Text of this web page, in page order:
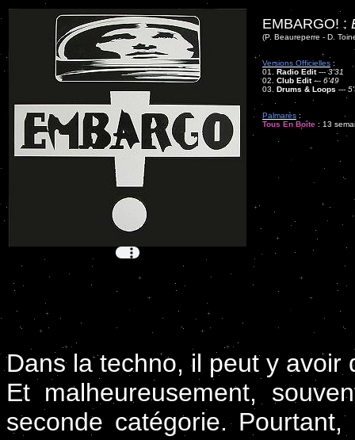
EMBARGO! :
(P. Beaureperre - D.
Versions Officielles :
01. Radio Edit---3'31
02. Club Edit--- 6'49
03.Drums & Loops ---
Palmarès :
Tous En Boîte : 13
Dans la techno, il peut y
Et malheureusement,
seconde catégorie.